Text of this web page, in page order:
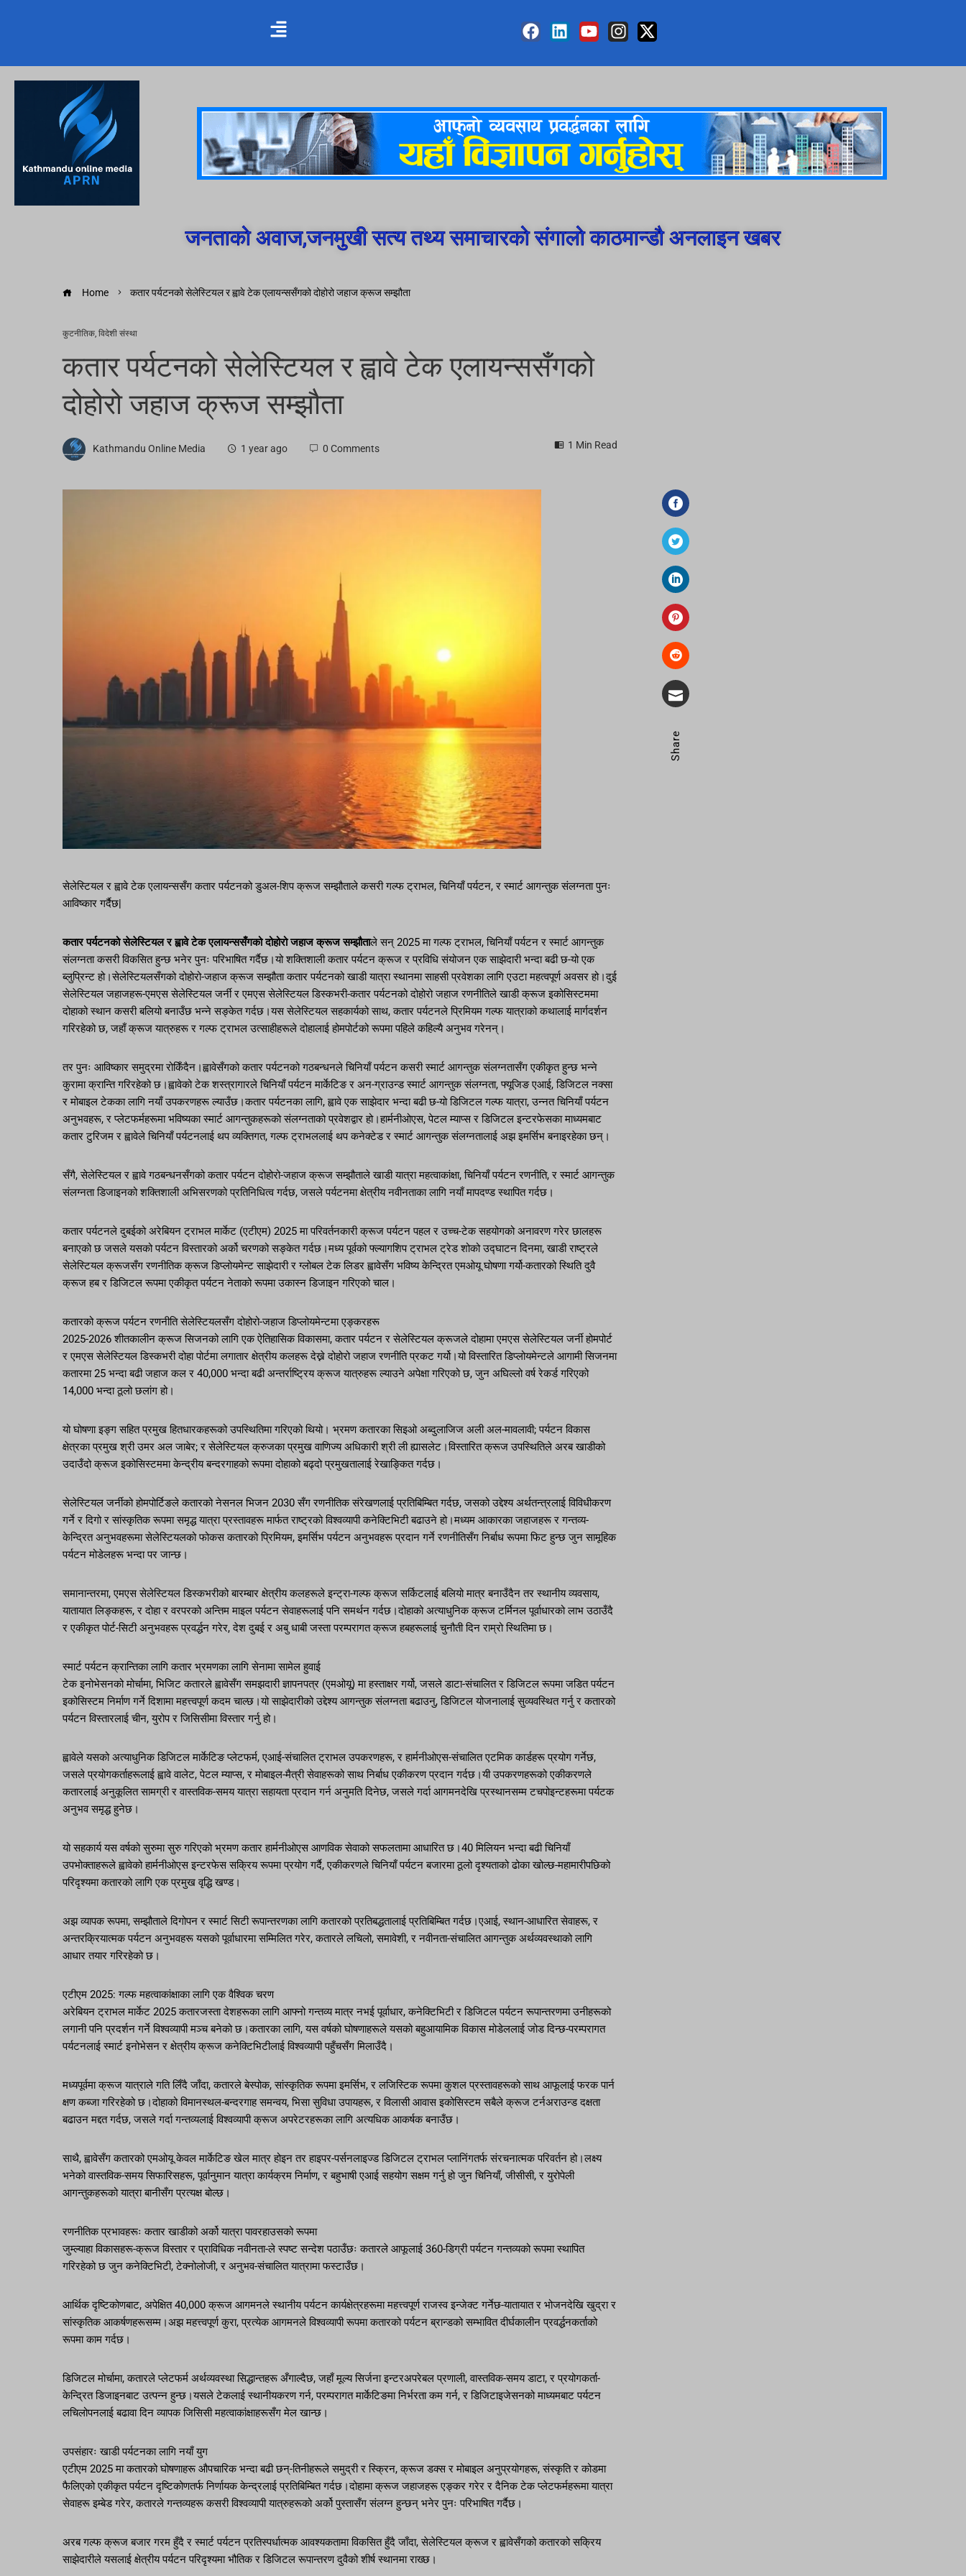
जनताको अवाज,जनमुखी सत्य तथ्य समाचारको संगालो काठमान्डौ अनलाइन खबर
Home कतार पर्यटनको सेलेस्टियल र ह्वावे टेक एलायन्ससँगको दोहोरो जहाज क्रूज सम्झौता
कुटनीतिक, विदेशी संस्था
कतार पर्यटनको सेलेस्टियल र ह्वावे टेक एलायन्ससँगको
दोहोरो जहाज क्रूज सम्झौता
Kathmandu Online Media 1 year ago 0 Comments 1 Min Read
Share
सेलेस्टियल र ह्वावे टेक एलायन्ससँग कतार पर्यटनको डुअल-शिप क्रूज सम्झौताले कसरी गल्फ ट्राभल, चिनियाँ पर्यटन, र स्मार्ट आगन्तुक संलग्नता पुनः
आविष्कार गर्दैछ|
कतार पर्यटनको सेलेस्टियल र ह्वावे टेक एलायन्ससँगको दोहोरो जहाज क्रूज सम्झौताले सन् 2025 मा गल्फ ट्राभल, चिनियाँ पर्यटन र स्मार्ट आगन्तुक
संलग्नता कसरी विकसित हुन्छ भनेर पुनः परिभाषित गर्दैछ।यो शक्तिशाली कतार पर्यटन क्रूज र प्रविधि संयोजन एक साझेदारी भन्दा बढी छ-यो एक
ब्लुप्रिन्ट हो।सेलेस्टियलसँगको दोहोरो-जहाज क्रूज सम्झौता कतार पर्यटनको खाडी यात्रा स्थानमा साहसी प्रवेशका लागि एउटा महत्वपूर्ण अवसर हो।दुई
सेलेस्टियल जहाजहरू-एमएस सेलेस्टियल जर्नी र एमएस सेलेस्टियल डिस्कभरी-कतार पर्यटनको दोहोरो जहाज रणनीतिले खाडी क्रूज इकोसिस्टममा
दोहाको स्थान कसरी बलियो बनाउँछ भन्ने सङ्केत गर्दछ।यस सेलेस्टियल सहकार्यको साथ, कतार पर्यटनले प्रिमियम गल्फ यात्राको कथालाई मार्गदर्शन
गरिरहेको छ, जहाँ क्रूज यात्रुहरू र गल्फ ट्राभल उत्साहीहरूले दोहालाई होमपोर्टको रूपमा पहिले कहिल्यै अनुभव गरेनन्।
तर पुनः आविष्कार समुद्रमा रोकिँदैन।ह्वावेसँगको कतार पर्यटनको गठबन्धनले चिनियाँ पर्यटन कसरी स्मार्ट आगन्तुक संलग्नतासँग एकीकृत हुन्छ भन्ने
कुरामा क्रान्ति गरिरहेको छ।ह्वावेको टेक शस्त्रागारले चिनियाँ पर्यटन मार्केटिङ र अन-ग्राउन्ड स्मार्ट आगन्तुक संलग्नता, फ्यूजिङ एआई, डिजिटल नक्सा
र मोबाइल टेकका लागि नयाँ उपकरणहरू ल्याउँछ।कतार पर्यटनका लागि, ह्वावे एक साझेदार भन्दा बढी छ-यो डिजिटल गल्फ यात्रा, उन्नत चिनियाँ पर्यटन
अनुभवहरू, र प्लेटफर्महरूमा भविष्यका स्मार्ट आगन्तुकहरूको संलग्नताको प्रवेशद्वार हो।हार्मनीओएस, पेटल म्याप्स र डिजिटल इन्टरफेसका माध्यमबाट
कतार टुरिजम र ह्वावेले चिनियाँ पर्यटनलाई थप व्यक्तिगत, गल्फ ट्राभललाई थप कनेक्टेड र स्मार्ट आगन्तुक संलग्नतालाई अझ इमर्सिभ बनाइरहेका छन्।
सँगै, सेलेस्टियल र ह्वावे गठबन्धनसँगको कतार पर्यटन दोहोरो-जहाज क्रूज सम्झौताले खाडी यात्रा महत्वाकांक्षा, चिनियाँ पर्यटन रणनीति, र स्मार्ट आगन्तुक
संलग्नता डिजाइनको शक्तिशाली अभिसरणको प्रतिनिधित्व गर्दछ, जसले पर्यटनमा क्षेत्रीय नवीनताका लागि नयाँ मापदण्ड स्थापित गर्दछ।
कतार पर्यटनले दुबईको अरेबियन ट्राभल मार्केट (एटीएम) 2025 मा परिवर्तनकारी क्रूज पर्यटन पहल र उच्च-टेक सहयोगको अनावरण गरेर छालहरू
बनाएको छ जसले यसको पर्यटन विस्तारको अर्को चरणको सङ्केत गर्दछ।मध्य पूर्वको फ्ल्यागशिप ट्राभल ट्रेड शोको उद्घाटन दिनमा, खाडी राष्ट्रले
सेलेस्टियल क्रूजसँग रणनीतिक क्रूज डिप्लोयमेन्ट साझेदारी र ग्लोबल टेक लिडर ह्वावेसँग भविष्य केन्द्रित एमओयू घोषणा गर्यो-कतारको स्थिति दुवै
क्रूज हब र डिजिटल रूपमा एकीकृत पर्यटन नेताको रूपमा उकास्न डिजाइन गरिएको चाल।
कतारको क्रूज पर्यटन रणनीति सेलेस्टियलसँग दोहोरो-जहाज डिप्लोयमेन्टमा एङ्करहरू
2025-2026 शीतकालीन क्रूज सिजनको लागि एक ऐतिहासिक विकासमा, कतार पर्यटन र सेलेस्टियल क्रूजले दोहामा एमएस सेलेस्टियल जर्नी होमपोर्ट
र एमएस सेलेस्टियल डिस्कभरी दोहा पोर्टमा लगातार क्षेत्रीय कलहरू देख्ने दोहोरो जहाज रणनीति प्रकट गर्यो।यो विस्तारित डिप्लोयमेन्टले आगामी सिजनमा
कतारमा 25 भन्दा बढी जहाज कल र 40,000 भन्दा बढी अन्तर्राष्ट्रिय क्रूज यात्रुहरू ल्याउने अपेक्षा गरिएको छ, जुन अघिल्लो वर्ष रेकर्ड गरिएको
14,000 भन्दा ठूलो छलांग हो।
यो घोषणा इङ्ग सहित प्रमुख हितधारकहरूको उपस्थितिमा गरिएको थियो। भ्रमण कतारका सिइओ अब्दुलाजिज अली अल-मावलावी; पर्यटन विकास
क्षेत्रका प्रमुख श्री उमर अल जाबेर; र सेलेस्टियल क्रुजका प्रमुख वाणिज्य अधिकारी श्री ली ह्यासलेट।विस्तारित क्रूज उपस्थितिले अरब खाडीको
उदाउँदो क्रूज इकोसिस्टममा केन्द्रीय बन्दरगाहको रूपमा दोहाको बढ्दो प्रमुखतालाई रेखाङ्कित गर्दछ।
सेलेस्टियल जर्नीको होमपोर्टिङले कतारको नेसनल भिजन 2030 सँग रणनीतिक संरेखणलाई प्रतिबिम्बित गर्दछ, जसको उद्देश्य अर्थतन्त्रलाई विविधीकरण
गर्ने र दिगो र सांस्कृतिक रूपमा समृद्ध यात्रा प्रस्तावहरू मार्फत राष्ट्रको विश्वव्यापी कनेक्टिभिटी बढाउने हो।मध्यम आकारका जहाजहरू र गन्तव्य-
केन्द्रित अनुभवहरूमा सेलेस्टियलको फोकस कतारको प्रिमियम, इमर्सिभ पर्यटन अनुभवहरू प्रदान गर्ने रणनीतिसँग निर्बाध रूपमा फिट हुन्छ जुन सामूहिक
पर्यटन मोडेलहरू भन्दा पर जान्छ।
समानान्तरमा, एमएस सेलेस्टियल डिस्कभरीको बारम्बार क्षेत्रीय कलहरूले इन्ट्रा-गल्फ क्रूज सर्किटलाई बलियो मात्र बनाउँदैन तर स्थानीय व्यवसाय,
यातायात लिङ्कहरू, र दोहा र वरपरको अन्तिम माइल पर्यटन सेवाहरूलाई पनि समर्थन गर्दछ।दोहाको अत्याधुनिक क्रूज टर्मिनल पूर्वाधारको लाभ उठाउँदै
र एकीकृत पोर्ट-सिटी अनुभवहरू प्रवर्द्धन गरेर, देश दुबई र अबु धाबी जस्ता परम्परागत क्रूज हबहरूलाई चुनौती दिन राम्रो स्थितिमा छ।
स्मार्ट पर्यटन क्रान्तिका लागि कतार भ्रमणका लागि सेनामा सामेल हुवाई
टेक इनोभेसनको मोर्चामा, भिजिट कतारले ह्वावेसँग समझदारी ज्ञापनपत्र (एमओयू) मा हस्ताक्षर गर्यो, जसले डाटा-संचालित र डिजिटल रूपमा जडित पर्यटन
इकोसिस्टम निर्माण गर्ने दिशामा महत्त्वपूर्ण कदम चाल्छ।यो साझेदारीको उद्देश्य आगन्तुक संलग्नता बढाउनु, डिजिटल योजनालाई सुव्यवस्थित गर्नु र कतारको
पर्यटन विस्तारलाई चीन, युरोप र जिसिसीमा विस्तार गर्नु हो।
ह्वावेले यसको अत्याधुनिक डिजिटल मार्केटिङ प्लेटफर्म, एआई-संचालित ट्राभल उपकरणहरू, र हार्मनीओएस-संचालित एटमिक कार्डहरू प्रयोग गर्नेछ,
जसले प्रयोगकर्ताहरूलाई ह्वावे वालेट, पेटल म्याप्स, र मोबाइल-मैत्री सेवाहरूको साथ निर्बाध एकीकरण प्रदान गर्दछ।यी उपकरणहरूको एकीकरणले
कतारलाई अनुकूलित सामग्री र वास्तविक-समय यात्रा सहायता प्रदान गर्न अनुमति दिनेछ, जसले गर्दा आगमनदेखि प्रस्थानसम्म टचपोइन्टहरूमा पर्यटक
अनुभव समृद्ध हुनेछ।
यो सहकार्य यस वर्षको सुरुमा सुरु गरिएको भ्रमण कतार हार्मनीओएस आणविक सेवाको सफलतामा आधारित छ।40 मिलियन भन्दा बढी चिनियाँ
उपभोक्ताहरूले ह्वावेको हार्मनीओएस इन्टरफेस सक्रिय रूपमा प्रयोग गर्दै, एकीकरणले चिनियाँ पर्यटन बजारमा ठूलो दृश्यताको ढोका खोल्छ-महामारीपछिको
परिदृश्यमा कतारको लागि एक प्रमुख वृद्धि खण्ड।
अझ व्यापक रूपमा, सम्झौताले दिगोपन र स्मार्ट सिटी रूपान्तरणका लागि कतारको प्रतिबद्धतालाई प्रतिबिम्बित गर्दछ।एआई, स्थान-आधारित सेवाहरू, र
अन्तरक्रियात्मक पर्यटन अनुभवहरू यसको पूर्वाधारमा सम्मिलित गरेर, कतारले लचिलो, समावेशी, र नवीनता-संचालित आगन्तुक अर्थव्यवस्थाको लागि
आधार तयार गरिरहेको छ।
एटीएम 2025: गल्फ महत्वाकांक्षाका लागि एक वैश्विक चरण
अरेबियन ट्राभल मार्केट 2025 कतारजस्ता देशहरूका लागि आफ्नो गन्तव्य मात्र नभई पूर्वाधार, कनेक्टिभिटी र डिजिटल पर्यटन रूपान्तरणमा उनीहरूको
लगानी पनि प्रदर्शन गर्ने विश्वव्यापी मञ्च बनेको छ।कतारका लागि, यस वर्षको घोषणाहरूले यसको बहुआयामिक विकास मोडेललाई जोड दिन्छ-परम्परागत
पर्यटनलाई स्मार्ट इनोभेसन र क्षेत्रीय क्रूज कनेक्टिभिटीलाई विश्वव्यापी पहुँचसँग मिलाउँदै।
मध्यपूर्वमा क्रूज यात्राले गति लिँदै जाँदा, कतारले बेस्पोक, सांस्कृतिक रूपमा इमर्सिभ, र लजिस्टिक रूपमा कुशल प्रस्तावहरूको साथ आफूलाई फरक पार्न
क्षण कब्जा गरिरहेको छ।दोहाको विमानस्थल-बन्दरगाह समन्वय, भिसा सुविधा उपायहरू, र विलासी आवास इकोसिस्टम सबैले क्रूज टर्नअराउन्ड दक्षता
बढाउन मद्दत गर्दछ, जसले गर्दा गन्तव्यलाई विश्वव्यापी क्रूज अपरेटरहरूका लागि अत्यधिक आकर्षक बनाउँछ।
साथै, ह्वावेसँग कतारको एमओयू केवल मार्केटिङ खेल मात्र होइन तर हाइपर-पर्सनलाइज्ड डिजिटल ट्राभल प्लानिंगतर्फ संरचनात्मक परिवर्तन हो।लक्ष्य
भनेको वास्तविक-समय सिफारिसहरू, पूर्वानुमान यात्रा कार्यक्रम निर्माण, र बहुभाषी एआई सहयोग सक्षम गर्नु हो जुन चिनियाँ, जीसीसी, र युरोपेली
आगन्तुकहरूको यात्रा बानीसँग प्रत्यक्ष बोल्छ।
रणनीतिक प्रभावहरूः कतार खाडीको अर्को यात्रा पावरहाउसको रूपमा
जुम्ल्याहा विकासहरू-क्रूज विस्तार र प्राविधिक नवीनता-ले स्पष्ट सन्देश पठाउँछः कतारले आफूलाई 360-डिग्री पर्यटन गन्तव्यको रूपमा स्थापित
गरिरहेको छ जुन कनेक्टिभिटी, टेक्नोलोजी, र अनुभव-संचालित यात्रामा फस्टाउँछ।
आर्थिक दृष्टिकोणबाट, अपेक्षित 40,000 क्रूज आगमनले स्थानीय पर्यटन कार्यक्षेत्रहरूमा महत्त्वपूर्ण राजस्व इन्जेक्ट गर्नेछ-यातायात र भोजनदेखि खुद्रा र
सांस्कृतिक आकर्षणहरूसम्म।अझ महत्त्वपूर्ण कुरा, प्रत्येक आगमनले विश्वव्यापी रूपमा कतारको पर्यटन ब्रान्डको सम्भावित दीर्घकालीन प्रवर्द्धनकर्ताको
रूपमा काम गर्दछ।
डिजिटल मोर्चामा, कतारले प्लेटफर्म अर्थव्यवस्था सिद्धान्तहरू अँगाल्दैछ, जहाँ मूल्य सिर्जना इन्टरअपरेबल प्रणाली, वास्तविक-समय डाटा, र प्रयोगकर्ता-
केन्द्रित डिजाइनबाट उत्पन्न हुन्छ।यसले टेकलाई स्थानीयकरण गर्न, परम्परागत मार्केटिङमा निर्भरता कम गर्न, र डिजिटाइजेसनको माध्यमबाट पर्यटन
लचिलोपनलाई बढावा दिन व्यापक जिसिसी महत्वाकांक्षाहरूसँग मेल खान्छ।
उपसंहारः खाडी पर्यटनका लागि नयाँ युग
एटीएम 2025 मा कतारको घोषणाहरू औपचारिक भन्दा बढी छन्-तिनीहरूले समुद्री र स्क्रिन, क्रूज डक्स र मोबाइल अनुप्रयोगहरू, संस्कृति र कोडमा
फैलिएको एकीकृत पर्यटन दृष्टिकोणतर्फ निर्णायक केन्द्रलाई प्रतिबिम्बित गर्दछ।दोहामा क्रूज जहाजहरू एङ्कर गरेर र दैनिक टेक प्लेटफर्महरूमा यात्रा
सेवाहरू इम्बेड गरेर, कतारले गन्तव्यहरू कसरी विश्वव्यापी यात्रुहरूको अर्को पुस्तासँग संलग्न हुन्छन् भनेर पुनः परिभाषित गर्दैछ।
अरब गल्फ क्रूज बजार गरम हुँदै र स्मार्ट पर्यटन प्रतिस्पर्धात्मक आवश्यकतामा विकसित हुँदै जाँदा, सेलेस्टियल क्रूज र ह्वावेसँगको कतारको सक्रिय
साझेदारीले यसलाई क्षेत्रीय पर्यटन परिदृश्यमा भौतिक र डिजिटल रूपान्तरण दुवैको शीर्ष स्थानमा राख्छ।